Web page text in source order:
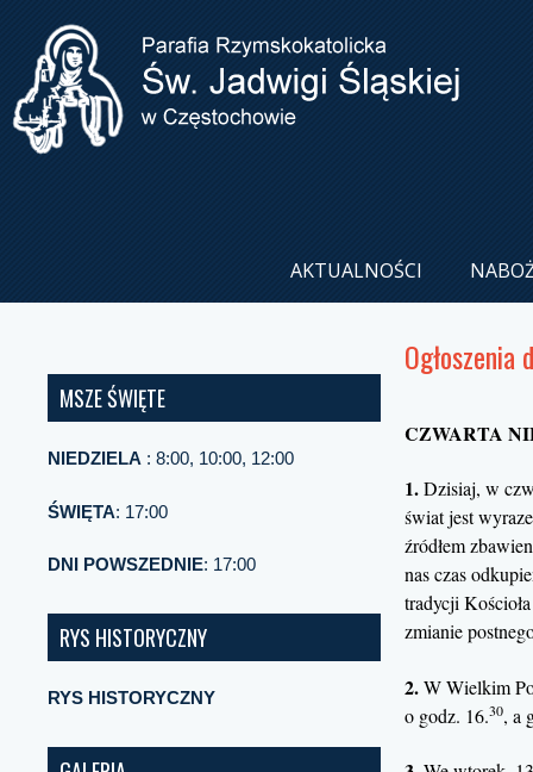
AKTUALNOŚCI
MSZE ŚWIĘTE
NIEDZIELA : 8:00, 10:00, 12:00
ŚWIĘTA: 17:00
DNI POWSZEDNIE: 17:00
RYS HISTORYCZNY
RYS HISTORYCZNY
CZWARTA
1.Dzisiaj, w
świat jest
źródłem
nas czas
tradycji
zmianie
2.W Wielkim
o godz. 16.30, a